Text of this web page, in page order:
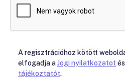
A regisztrációhoz kötött
elfogadja aJogi nyilatkozatot
tájékoztatót.